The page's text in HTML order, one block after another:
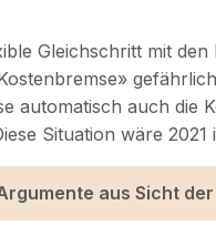
Gleichschritt mit
automatisch auch die
Situation wäre
aus Sicht